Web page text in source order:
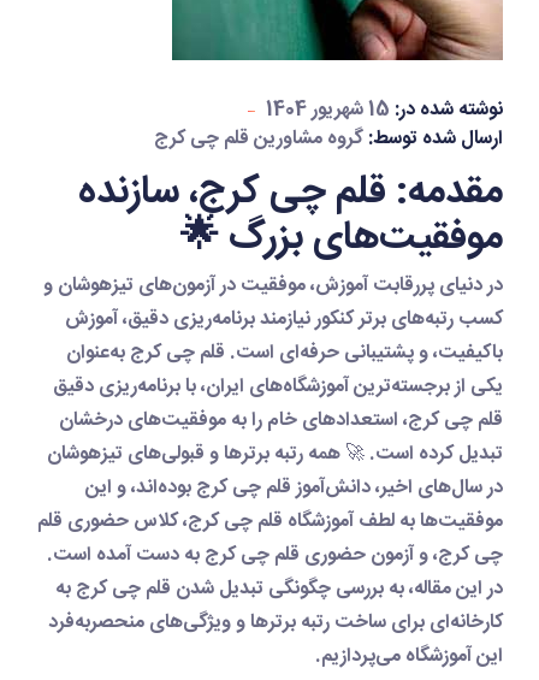
نوشته شده در:15 شهریور 1404
ارسال شده توسط:گروه مشاورین قلم چی کرج
مقدمه: قلم چی کرج، سازنده
موفقیت‌های بزرگ 🌟
در دنیای پررقابت آموزش، موفقیت در آزمون‌های تیزهوشان و
کسب رتبه‌های برتر کنکور نیازمند برنامه‌ریزی دقیق، آموزش
باکیفیت، و پشتیبانی حرفه‌ای است.قلم چی کرجبه‌عنوان
یکی از برجسته‌ترین آموزشگاه‌های ایران، بابرنامه‌ریزی دقیق
قلم چی کرج، استعدادهای خام را به موفقیت‌های درخشان
تبدیل کرده است. 🚀 همه رتبه برترها و قبولی‌های تیزهوشان
در سال‌های اخیر، دانش‌آموزقلم چی کرجبوده‌اند، و این
موفقیت‌ها به لطفآموزشگاه قلم چی کرج،کلاس حضوری قلم
چی کرج، وآزمون حضوری قلم چی کرجبه دست آمده است.
در این مقاله، به بررسی چگونگی تبدیل شدنقلم چی کرجبه
کارخانه‌ای برای ساخت رتبه برترها و ویژگی‌های منحصربه‌فرد
این آموزشگاه می‌پردازیم.